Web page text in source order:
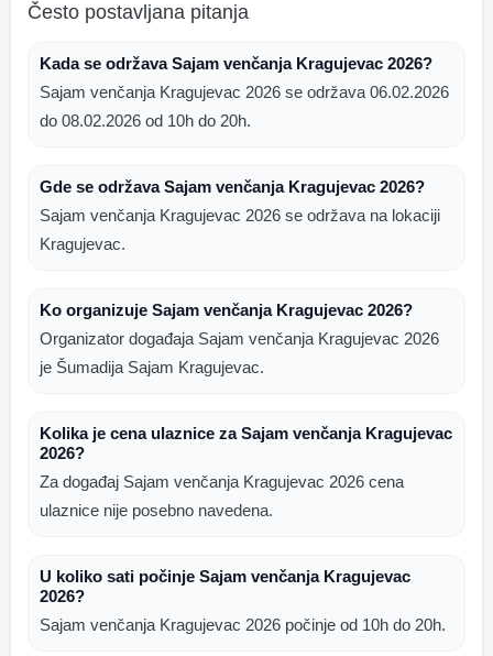
Često postavljana pitanja
Kada se održava Sajam venčanja Kragujevac 2026?
Sajam venčanja Kragujevac 2026 se održava 06.02.2026
do 08.02.2026 od 10h do 20h.
Gde se održava Sajam venčanja Kragujevac 2026?
Sajam venčanja Kragujevac 2026 se održava na lokaciji
Kragujevac.
Ko organizuje Sajam venčanja Kragujevac 2026?
Organizator događaja Sajam venčanja Kragujevac 2026
je Šumadija Sajam Kragujevac.
Kolika je cena ulaznice za Sajam venčanja Kragujevac
2026?
Za događaj Sajam venčanja Kragujevac 2026 cena
ulaznice nije posebno navedena.
U koliko sati počinje Sajam venčanja Kragujevac
2026?
Sajam venčanja Kragujevac 2026 počinje od 10h do 20h.